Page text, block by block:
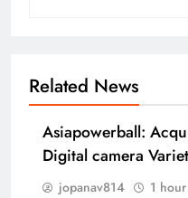
Related News
Asiapowerball:
Digital camera
jopanav814 1